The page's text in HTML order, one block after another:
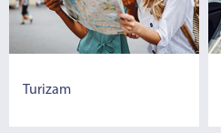
Turizam